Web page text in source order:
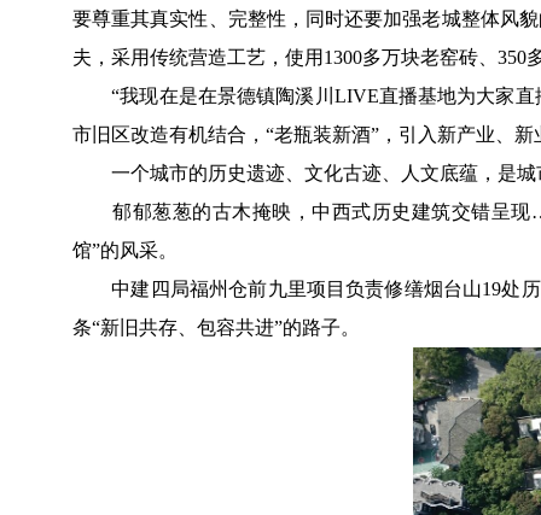
要尊重其真实性、完整性，同时还要加强老城整体风
夫，采用传统营造工艺，使用1300多万块老窑砖、
“我现在是在景德镇陶溪川LIVE直播基地为大家直
市旧区改造有机结合，“老瓶装新酒”，引入新产业、
一个城市的历史遗迹、文化古迹、人文底蕴，是城
郁郁葱葱的古木掩映，中西式历史建筑交错呈现
馆”的风采。
中建四局福州仓前九里项目负责修缮烟台山19处历
条“新旧共存、包容共进”的路子。